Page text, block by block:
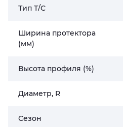
Тип Т/С
Ширина протектора
(мм)
Высота профиля (%)
Диаметр, R
Сезон